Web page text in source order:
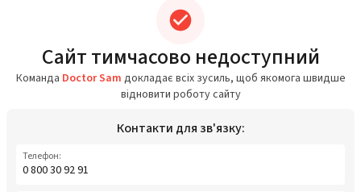
Сайт тимчасово недоступний
Команда Doctor Sam докладає всіх зусиль, щоб якомога швидше
відновити роботу сайту
Контакти для зв'язку:
Телефон:
0 800 30 92 91